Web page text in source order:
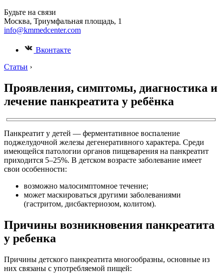
Будьте на связи
Москва, Триумфальная площадь, 1
info@kmmedcenter.com
Вконтакте
Статьи ›
Проявления, симптомы, диагностика и
лечение панкреатита у ребёнка
Панкреатит у детей — ферментативное воспаление
поджелудочной железы дегенеративного характера. Среди
имеющейся патологии органов пищеварения на панкреатит
приходится 5–25%. В детском возрасте заболевание имеет
свои особенности:
возможно малосимптомное течение;
может маскироваться другими заболеваниями
(гастритом, дисбактериозом, колитом).
Причины возникновения панкреатита
у ребенка
Причины детского панкреатита многообразны, основные из
них связаны с употребляемой пищей: